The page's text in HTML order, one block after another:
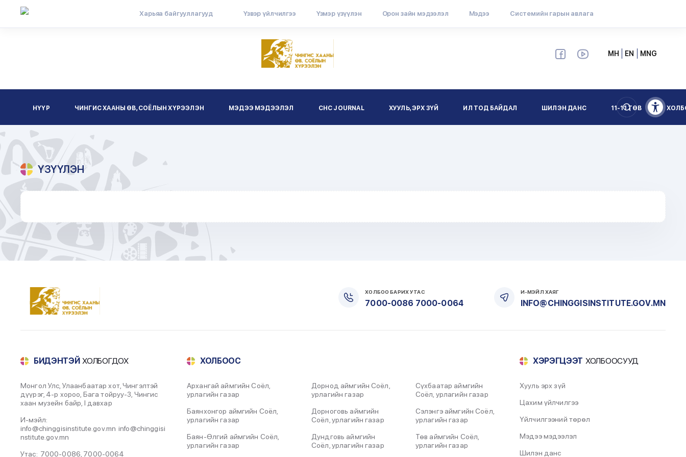
Харьяа байгууллагууд Үзвэр үйлчилгээ Үзмэр үзүүлэн Орон зайн мэдээлэл Мэдээ Системийн гарын авлага
МН EN MNG
НҮҮР ЧИНГИС ХААНЫ ӨВ, СОЁЛЫН ХҮРЭЭЛЭН МЭДЭЭ МЭДЭЭЛЭЛ CHC JOURNAL ХУУЛЬ, ЭРХ ЗҮЙ ИЛ ТОД БАЙДАЛ ШИЛЭН ДАНС 11-11 ТӨВ
ҮЗҮҮЛЭН
ХОЛБОО БАРИХ УТАС
7000-0086 7000-0064
И-МЭЙЛ ХАЯГ
INFO@CHINGGISINSTITUTE.GOV.MN
БИДЭНТЭЙ ХОЛБОГДОХ
Монгол Улс, Улаанбаатар хот, Чингэлтэй
дүүрэг, 4-р хороо, Бага тойруу-3, Чингис
хаан музейн байр, I давхар
И-мэйл:
info@chinggisinstitute.gov.mn info@chinggisi
nstitute.gov.mn
Утас: 7000-0086 7000-0064
ХОЛБООС
Архангай аймгийн Соёл,
урлагийн газар
Баянхонгор аймгийн Соёл,
урлагийн газар
Баян-Өлгий аймгийн Соёл,
урлагийн газар
Дорнод аймгийн Соёл,
урлагийн газар
Дорноговь аймгийн
Соёл, урлагийн газар
Дундговь аймгийн
Соёл, урлагийн газар
Сүхбаатар аймгийн
Соёл, урлагийн газар
Сэлэнгэ аймгийн Соёл,
урлагийн газар
Төв аймгийн Соёл,
урлагийн газар
ХЭРЭГЦЭЭТ ХОЛБООСУУД
Хууль эрх зүй
Цахим үйлчилгээ
Үйлчилгээний төрөл
Мэдээ мэдээлэл
Шилэн данс